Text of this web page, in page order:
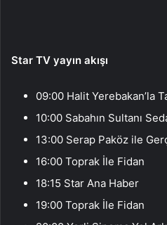
Star TV yayın akışı
09:00 Halit Yerebakan’la
10:00 Sabahın Sultanı
13:00 Serap Paköz ile
16:00 Toprak İle Fidan
18:15 Star Ana Haber
19:00 Toprak İle Fidan